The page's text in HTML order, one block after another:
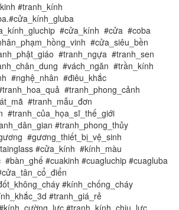
#tranh_kính
#cửa_kính #cửa #coba
#cửa_siêu_bền
#tranh_ngựa #tranh_sen
#vách_ngăn #trần_kính
#nghệ_nhân #điêu_khắc
#tranh_phong_cảnh
#tranh_mẫu_đơn
#tranh_của_họa_sĩ_thế_giới
#tranh_phong_thủy
#gương_thiết_bị_vệ_sinh
#cửa_kính #kính_màu
#cuakinh #cuagluchip #cuagluba
#kính_chống_cháy
#tranh_giá_rẻ